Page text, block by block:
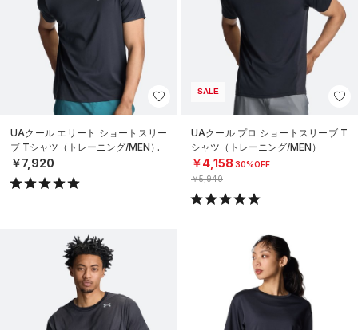
UAクール エリート ショートスリー
ブ Tシャツ（トレーニング/MEN）
￥7,920
SALE
UAクール プロ ショートスリーブ T
シャツ（トレーニング/MEN）
￥4,158 30%OFF
￥5,940